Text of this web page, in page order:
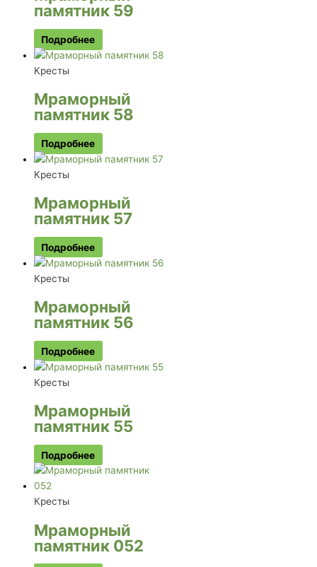
памятник 59
Подробнее
Кресты
Мраморный
памятник 58
Подробнее
Кресты
Мраморный
памятник 57
Подробнее
Кресты
Мраморный
памятник 56
Подробнее
Кресты
Мраморный
памятник 55
Подробнее
Кресты
Мраморный
памятник 052